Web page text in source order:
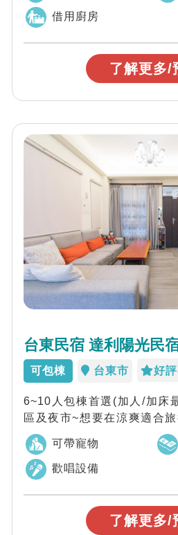
借用廚房
了解更多/
台東民宿 達利陽光民
可包棟 台東市 好評
6~10人包棟首選(加人/加床
區及夜市~想要在涼爽適合
次秋季小旅行嗎！最適合你的
可帶寵物
歡唱設備
了解更多/